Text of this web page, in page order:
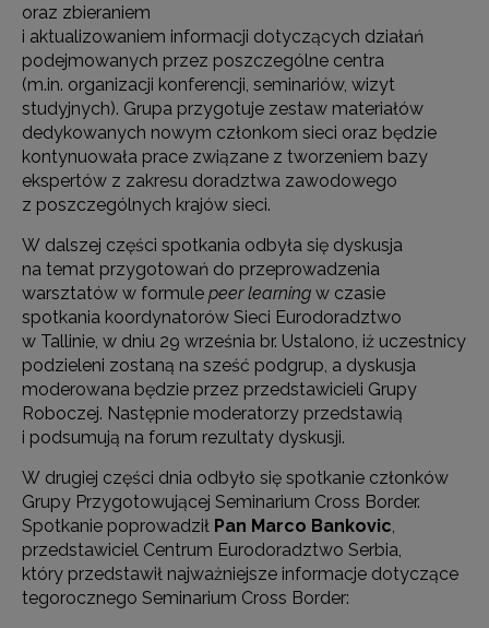
oraz zbieraniem
i aktualizowaniem informacji dotyczących działań
podejmowanych przez poszczególne centra
(m.in. organizacji konferencji, seminariów, wizyt
studyjnych). Grupa przygotuje zestaw materiałów
dedykowanych nowym członkom sieci oraz będzie
kontynuowała prace związane z tworzeniem bazy
ekspertów z zakresu doradztwa zawodowego
z poszczególnych krajów sieci.
W dalszej części spotkania odbyła się dyskusja
na temat przygotowań do przeprowadzenia
warsztatów w formule peer learning w czasie
spotkania koordynatorów Sieci Eurodoradztwo
w Tallinie, w dniu 29 września br. Ustalono, iż uczestnicy
podzieleni zostaną na sześć podgrup, a dyskusja
moderowana będzie przez przedstawicieli Grupy
Roboczej. Następnie moderatorzy przedstawią
i podsumują na forum rezultaty dyskusji.
W drugiej części dnia odbyło się spotkanie członków
Grupy Przygotowującej Seminarium Cross Border.
Spotkanie poprowadził Pan Marco Bankovic,
przedstawiciel Centrum Eurodoradztwo Serbia,
który przedstawił najważniejsze informacje dotyczące
tegorocznego Seminarium Cross Border: